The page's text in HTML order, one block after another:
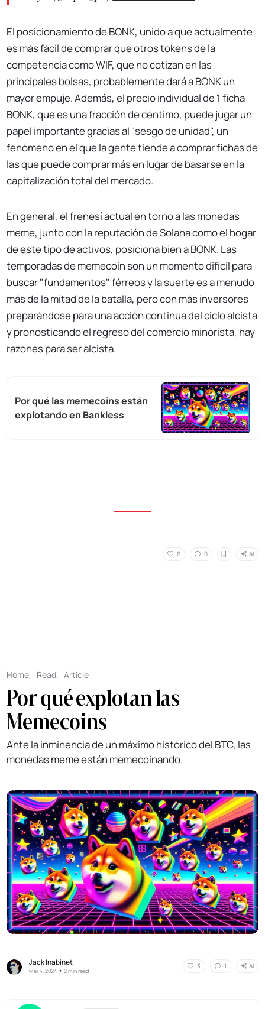
El posicionamiento de BONK, unido a que actualmente
es más fácil de comprar que otros tokens de la
competencia como WIF, que no cotizan en las
principales bolsas, probablemente dará a BONK un
mayor empuje. Además, el precio individual de 1 ficha
BONK, que es una fracción de céntimo, puede jugar un
papel importante gracias al "sesgo de unidad", un
fenómeno en el que la gente tiende a comprar fichas de
las que puede comprar más en lugar de basarse en la
capitalización total del mercado.
En general, el frenesí actual en torno a las monedas
meme, junto con la reputación de Solana como el hogar
de este tipo de activos, posiciona bien a BONK. Las
temporadas de memecoin son un momento difícil para
buscar "fundamentos" férreos y la suerte es a menudo
más de la mitad de la batalla, pero con más inversores
preparándose para una acción continua del ciclo alcista
y pronosticando el regreso del comercio minorista, hay
razones para ser alcista.
Por qué las memecoins están
explotando en Bankless
6 0 AI
Home, Read,Article
Por qué explotan las
Memecoins
Ante la inminencia de un máximo histórico del BTC, las
monedas meme están memecoinando.
Jack Inabinet
Mar 4, 2024 •2 min read
3 1 AI